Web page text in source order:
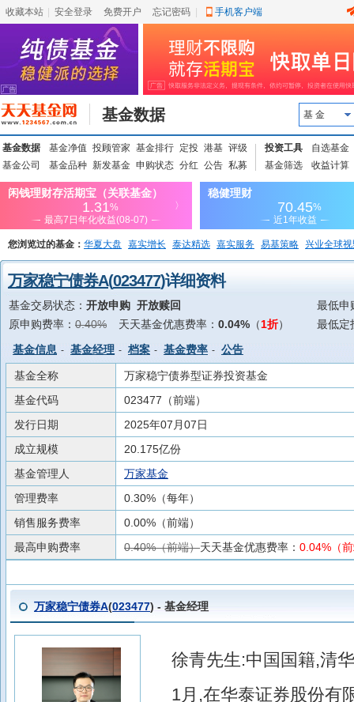
收藏本站 安全登录 免费开户 忘记密码 手机客户端
基金数据 基 金
基金数据 基金净值 投顾管家 基金排行 定投 港基 评级
基金公司
基金品种 新发基金 申购状态 分红 公告 私募
投资工具
自选基金
基金筛选
收益计算
您浏览过的基金： 华夏大盘 嘉实增长 泰达精选 嘉实服务 易基策略 兴业全球
上投优势 信诚蓝筹
万家稳宁债券A(023477)详细资料
基金交易状态： 开放申购 开放赎回
最低申
原申购费率： 0.40% 天天基金优惠费率： 0.04% （1折）
最低定
基金信息 - 基金经理 - 档案 - 基金费率 - 公告
基金全称
万家稳宁债券型证券投资基金
基金代码
023477（前端）
发行日期
2025年07月07日
成立规模
20.175亿份
基金管理人
万家基金
管理费率
0.30%（每年）
销售服务费率
0.00%（前端）
最高申购费率
0.40%（前端）天天基金优惠费率： 0.04%（
万家稳宁债券A(023477) - 基金经理
徐青先生:中国国籍,清
1月,在华泰证券股份有